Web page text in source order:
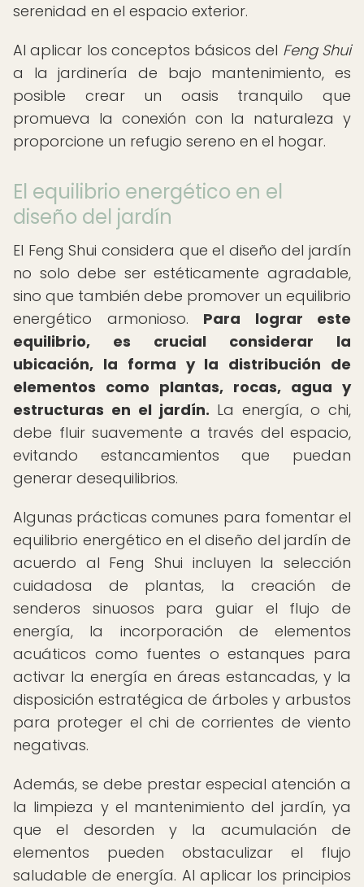
serenidad en el espacio exterior.
Al aplicar los conceptos básicos del Feng Shui
a la jardinería de bajo mantenimiento, es
posible crear un oasis tranquilo que
promueva la conexión con la naturaleza y
proporcione un refugio sereno en el hogar.
El equilibrio energético en el
diseño del jardín
El Feng Shui considera que el diseño del jardín
no solo debe ser estéticamente agradable,
sino que también debe promover un equilibrio
energético armonioso. Para lograr este
equilibrio, es crucial considerar la
ubicación, la forma y la distribución de
elementos como plantas, rocas, agua y
estructuras en el jardín. La energía, o chi,
debe fluir suavemente a través del espacio,
evitando estancamientos que puedan
generar desequilibrios.
Algunas prácticas comunes para fomentar el
equilibrio energético en el diseño del jardín de
acuerdo al Feng Shui incluyen la selección
cuidadosa de plantas, la creación de
senderos sinuosos para guiar el flujo de
energía, la incorporación de elementos
acuáticos como fuentes o estanques para
activar la energía en áreas estancadas, y la
disposición estratégica de árboles y arbustos
para proteger el chi de corrientes de viento
negativas.
Además, se debe prestar especial atención a
la limpieza y el mantenimiento del jardín, ya
que el desorden y la acumulación de
elementos pueden obstaculizar el flujo
saludable de energía. Al aplicar los principios